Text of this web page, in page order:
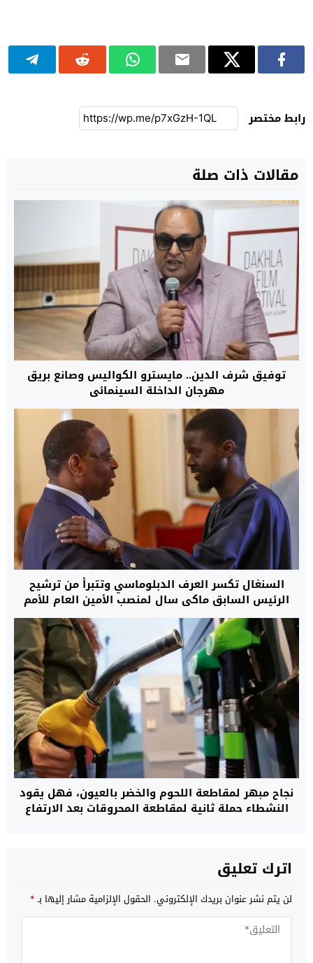
رابط مختصر
مقالات ذات صلة
توفيق شرف الدين.. مايسترو الكواليس وصانع بريق
مهرجان الداخلة السينمائي
السنغال تكسر العرف الدبلوماسي وتتبرأ من ترشيح
الرئيس السابق ماكي سال لمنصب الأمين العام للأمم
نجاح مبهر لمقاطعة اللحوم والخضر بالعيون، فهل يقود
النشطاء حملة ثانية لمقاطعة المحروقات بعد الارتفاع
اترك تعليق
لن يتم نشر عنوان بريدك الإلكتروني. الحقول الإلزامية مشار إليها بـ*